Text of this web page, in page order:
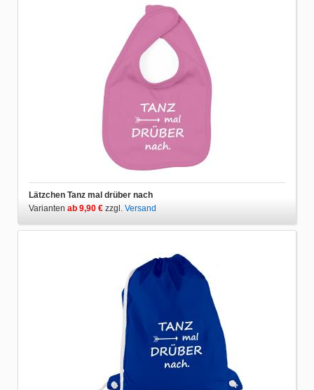
Lätzchen Tanz mal drüber nach
Varianten ab 9,90 € zzgl. Versand